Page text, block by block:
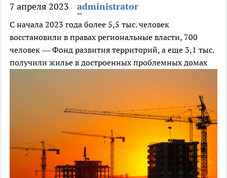
7 апреля 2023 administrator
С начала 2023 года более 5,5 тыс. человек
восстановили в правах региональные власти, 700
человек — Фонд развития территорий, а еще 3,1 тыс.
получили жилье в достроенных проблемных домах